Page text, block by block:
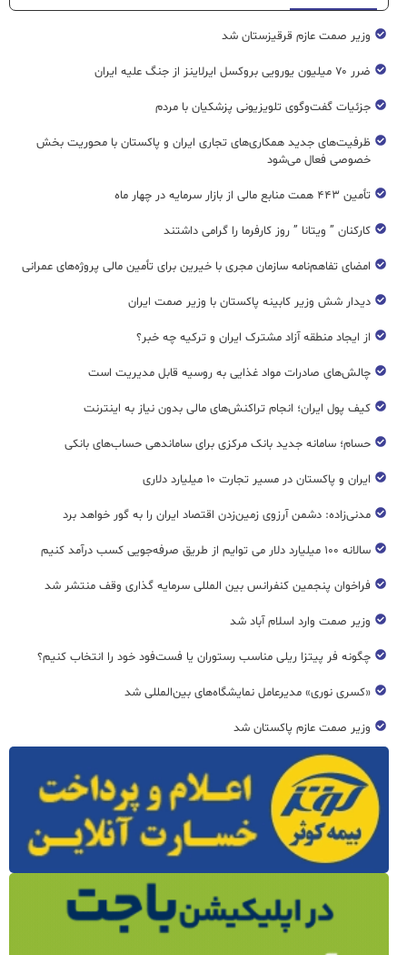
وزیر صمت عازم قرقیزستان شد
ضرر ۷۰ میلیون یورویی بروکسل ایرلاینز از جنگ علیه ایران
جزئیات گفت‌وگوی تلویزیونی پزشکیان با مردم
ظرفیت‌های جدید همکاری‌های تجاری ایران و پاکستان با محوریت بخش
خصوصی فعال می‌شود
تأمین ۴۴۳ همت منابع مالی از بازار سرمایه در چهار ماه
کارکنان ” ویتانا ” روز کارفرما را گرامی داشتند
امضای تفاهم‌نامه سازمان مجری با خیرین برای تأمین مالی پروژه‌های عمرانی
دیدار شش وزیر کابینه پاکستان با وزير صمت ایران
از ایجاد منطقه آزاد مشترک ایران و ترکیه چه خبر؟
چالش‌های صادرات مواد غذایی به روسیه قابل مدیریت است
کیف پول ایران؛ انجام تراکنش‌های مالی بدون نیاز به اینترنت
حسام؛ سامانه جدید بانک مرکزی برای ساماندهی حساب‌های بانکی
ایران و پاکستان در مسیر تجارت ۱۰ میلیارد دلاری
مدنی‌زاده: دشمن آرزوی زمین‌زدن اقتصاد ایران را به گور خواهد برد
سالانه ۱۰۰ میلیارد دلار می توایم از طریق صرفه‌جویی کسب درآمد کنیم
فراخوان پنجمین کنفرانس بین المللی سرمایه گذاری وقف منتشر شد
وزیر صمت وارد اسلام آباد شد
چگونه فر پیتزا ریلی مناسب رستوران یا فست‌فود خود را انتخاب کنیم؟
«کسری نوری» مدیرعامل نمایشگاه‌های بین‌المللی شد
وزیر صمت عازم پاکستان شد